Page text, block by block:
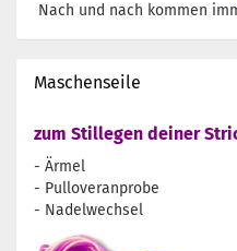
Nach und nach kommen
Maschenseile
zum Stillegen deiner
- Ärmel
- Pulloveranprobe
- Nadelwechsel